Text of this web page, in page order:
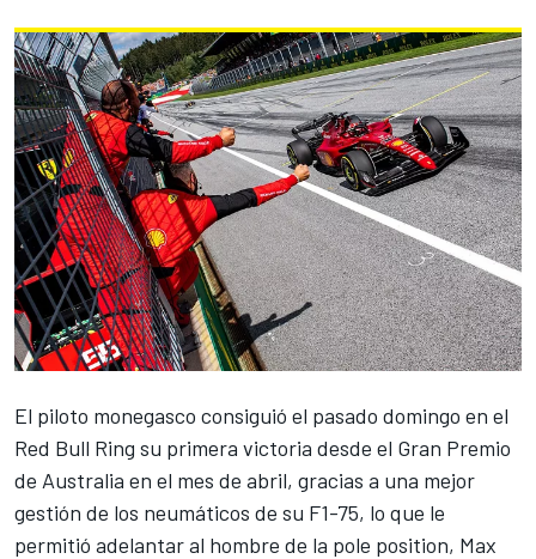
El piloto monegasco consiguió el pasado domingo en el
Red Bull Ring su primera victoria desde el Gran Premio
de Australia en el mes de abril, gracias a una mejor
gestión de los neumáticos de su F1-75, lo que le
permitió adelantar al hombre de la pole position, Max